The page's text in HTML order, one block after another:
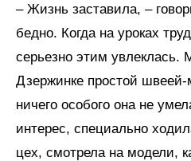
– Жизнь заставила, –
бедно. Когда на уроках
серьезно этим увлеклась.
Дзержинке простой
ничего особого она не
интерес, специально
цех, смотрела на модели,